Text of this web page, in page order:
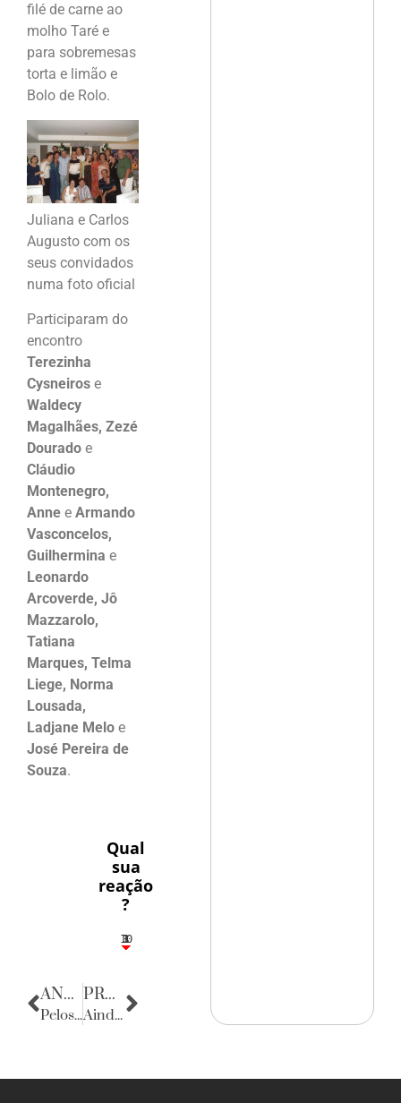
filé de carne ao
molho Taré e
para sobremesas
torta e limão e
Bolo de Rolo.
Juliana e Carlos
Augusto com os
seus convidados
numa foto oficial
Participaram do
encontro
Terezinha
Cysneiros e
Waldecy
Magalhães, Zezé
Dourado e
Cláudio
Montenegro,
Anne e Armando
Vasconcelos,
Guilhermina e
Leonardo
Arcoverde, Jô
Mazzarolo,
Tatiana
Marques, Telma
Liege, Norma
Lousada,
Ladjane Melo e
José Pereira de
Souza.
Qual
sua
reação
?
3
1
1
3
10
ANTERIOR
Pelos réveillons da cidade
PRÓXIMA
Ainda Dona Lindu